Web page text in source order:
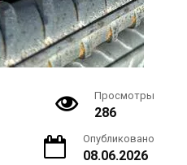
Просмотры
286
Опубликовано
08.06.2026